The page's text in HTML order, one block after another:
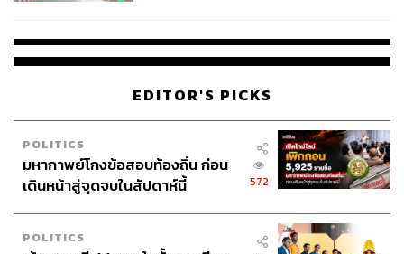
EDITOR'S PICKS
POLITICS
มหากาพย์โกงข้อสอบท้องถิ่น ก่อน
เดินหน้าสู่จุดจบในสัปดาห์นี้
572
POLITICS